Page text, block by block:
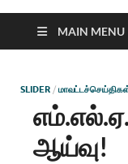
MAIN MENU
SLIDER /
ஆய்வு!